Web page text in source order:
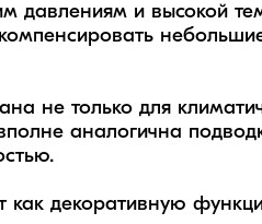
давлениям и высокой
не только для
аналогична